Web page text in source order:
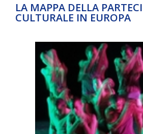
LA MAPPA DELLA
CULTURALE IN EUROPA